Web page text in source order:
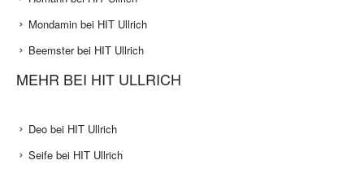
Mondamin bei HIT Ullrich
Beemster bei HIT Ullrich
MEHR BEI HIT ULLRICH
Deo bei HIT Ullrich
Seife bei HIT Ullrich